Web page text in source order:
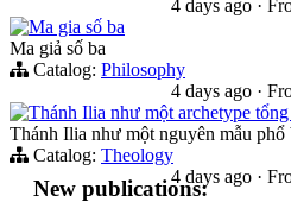
4 days ago ·
Ma gia số ba
Ma giả số ba
Catalog: Philosophy
4 days ago ·
Thánh Ilia như một archetype
Thánh Ilia như một nguyên mẫu phổ
Catalog: Theology
4 days ago ·
New publications: